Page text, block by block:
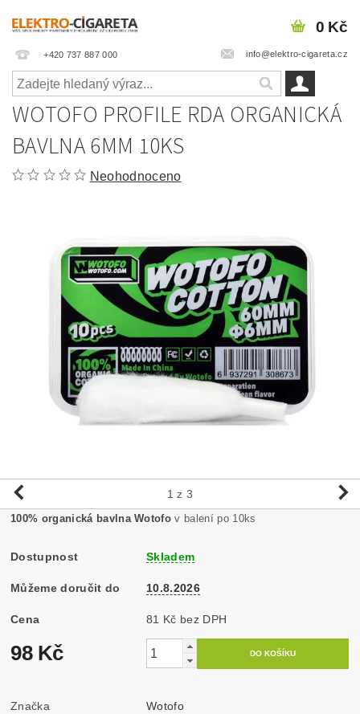
+420 737 887 000 info@elektro-cigareta.cz
0 Kč
WOTOFO PROFILE RDA ORGANICKÁ
BAVLNA 6MM 10KS
Neohodnoceno
1 z 3
100% organická bavlna Wotofo v balení po 10ks
Dostupnost Skladem
Můžeme doručit do 10.8.2026
Cena 81 Kč bez DPH
98 Kč
Značka Wotofo